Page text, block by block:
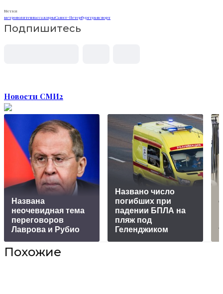
Метки
метрополитенпассажирыСанкт-Петербургтранспорт
Подпишитесь
Новости СМИ2
Названа
неочевидная тема
переговоров
Лаврова и Рубио
Названо число
погибших при
падении БПЛА на
пляж под
Геленджиком
Похожие